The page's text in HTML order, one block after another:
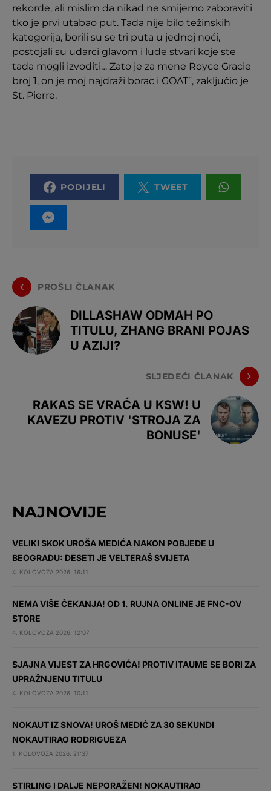
rekorde, ali mislim da nikad ne smijemo zaboraviti
tko je prvi utabao put. Tada nije bilo težinskih
kategorija, borili su se tri puta u jednoj noći,
postojali su udarci glavom i lude stvari koje ste
tada mogli izvoditi… Zato je za mene Royce Gracie
broj 1, on je moj najdraži borac i GOAT”, zaključio je
St. Pierre.
PODIJELI TWEET
PROŠLI ČLANAK
DILLASHAW ODMAH PO
TITULU, ZHANG BRANI POJAS
U AZIJI?
SLJEDEĆI ČLANAK
RAKAS SE VRAĆA U KSW! U
KAVEZU PROTIV 'STROJA ZA
BONUSE'
NAJNOVIJE
VELIKI SKOK UROŠA MEDIĆA NAKON POBJEDE U
BEOGRADU: DESETI JE VELTERAŠ SVIJETA
4. KOLOVOZA 2026. 16:11
NEMA VIŠE ČEKANJA! OD 1. RUJNA ONLINE JE FNC-OV
STORE
4. KOLOVOZA 2026. 12:07
SJAJNA VIJEST ZA HRGOVIĆA! PROTIV ITAUME SE BORI ZA
UPRAŽNJENU TITULU
4. KOLOVOZA 2026. 10:11
NOKAUT IZ SNOVA! UROŠ MEDIĆ ZA 30 SEKUNDI
NOKAUTIRAO RODRIGUEZA
1. KOLOVOZA 2026. 21:37
STIRLING I DALJE NEPORAŽEN! NOKAUTIRAO